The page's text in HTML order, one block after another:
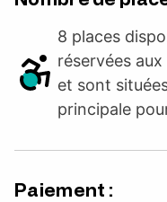
8 places
réservées
et sont
principale
Paiement :